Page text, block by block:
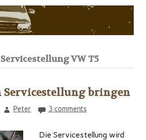
Servicestellung VW T5
Servicestellung bringen
Peter 3 comments
Die Servicestellung wird